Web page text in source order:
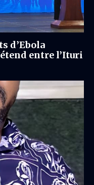
d’Ebola
entre l’Ituri